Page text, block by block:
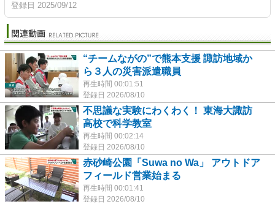
登録日 2025/09/12
“チームながの”で熊本支援 諏訪地域か
ら３人の災害派遣職員
再生時間 00:01:51
登録日 2026/08/10
不思議な実験にわくわく！ 東海大諏訪
高校で科学教室
再生時間 00:02:14
登録日 2026/08/10
赤砂崎公園「Suwa no Wa」 アウトドア
フィールド営業始まる
再生時間 00:01:41
登録日 2026/08/10